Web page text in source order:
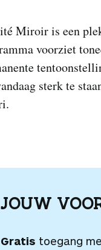
Miroir is een
voorziet
sterk te
JOUW
Gratis toegang